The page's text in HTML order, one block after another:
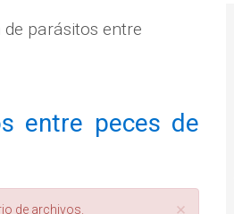
de parásitos entre
entre peces de
×
de archivos.